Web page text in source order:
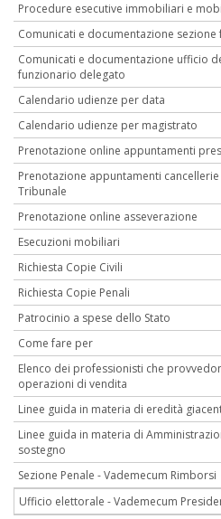
Procedure esecutive immobiliari e
Comunicati e documentazione sezione
Comunicati e documentazione ufficio
funzionario delegato
Calendario udienze per data
Calendario udienze per magistrato
Prenotazione online appuntamenti
Prenotazione appuntamenti
Tribunale
Prenotazione online asseverazione
Esecuzioni mobiliari
Richiesta Copie Civili
Richiesta Copie Penali
Patrocinio a spese dello Stato
Come fare per
Elenco dei professionisti che
operazioni di vendita
Linee guida in materia di eredità
Linee guida in materia di
sostegno
Sezione Penale - Vademecum Rimborsi
Ufficio elettorale - Vademecum